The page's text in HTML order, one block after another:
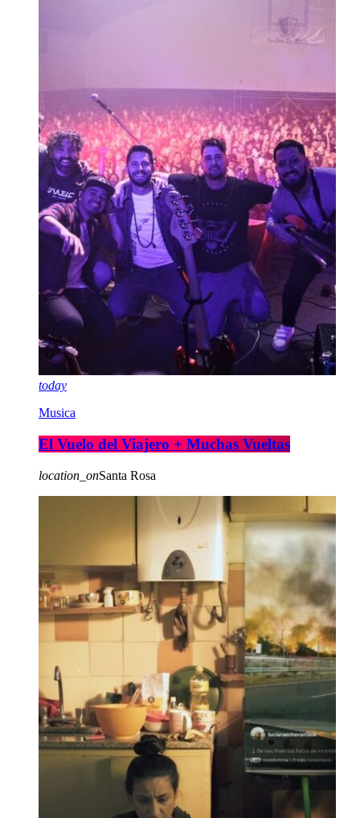
today
Musica
El Vuelo del Viajero + Muchas Vueltas
location_onSanta Rosa